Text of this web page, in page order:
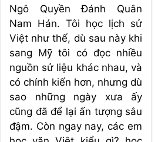
Ngô Quyền Đánh Quân
Nam Hán. Tôi học lịch sử
Việt như thế, dù sau này khi
sang Mỹ tôi có đọc nhiều
nguồn sử liệu khác nhau, và
có chính kiến hơn, nhưng dù
sao những ngày xưa ấy
cũng đã để lại ấn tượng sâu
đậm. Còn ngay nay, các em